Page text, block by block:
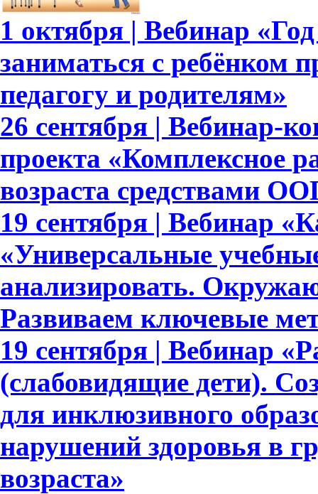
1 октября | Вебинар
заниматься с ребёнком
педагогу и родителям»
26 сентября | Вебинар-
проекта «Комплексное
возраста средствами
19 сентября | Вебинар
«Универсальные
анализировать.
Развиваем ключевые
19 сентября | Вебинар
(слабовидящие дети).
для инклюзивного
нарушений здоровья в
возраста»